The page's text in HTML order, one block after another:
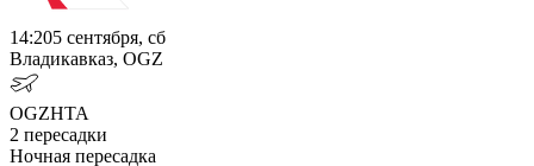
14:205 сентября, сб
Владикавказ, OGZ
OGZHTA
2 пересадки
Ночная пересадка